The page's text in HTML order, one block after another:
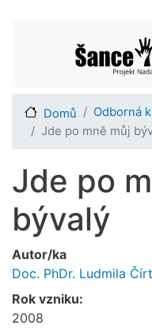
Main
Domů
Odborná
Jde po mně můj
Jde po
bývalý
Autor/ka
Doc. PhDr. Ludmila
Rok vzniku:
2008